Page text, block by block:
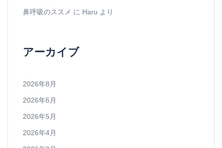
鼻呼吸のススメ に Haru より
アーカイブ
2026年8月
2026年6月
2026年5月
2026年4月